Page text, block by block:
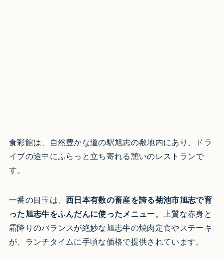
食彩館は、自然豊かな道の駅旭志の敷地内にあり、ドラ
イブの途中にふらっと立ち寄れる憩いのレストランで
す。
一番の目玉は、西日本有数の畜産を誇る菊池市旭志で育
った旭志牛をふんだんに使ったメニュー。上質な赤身と
霜降りのバランスが絶妙な旭志牛の焼肉定食やステーキ
が、ランチタイムに手頃な価格で提供されています。